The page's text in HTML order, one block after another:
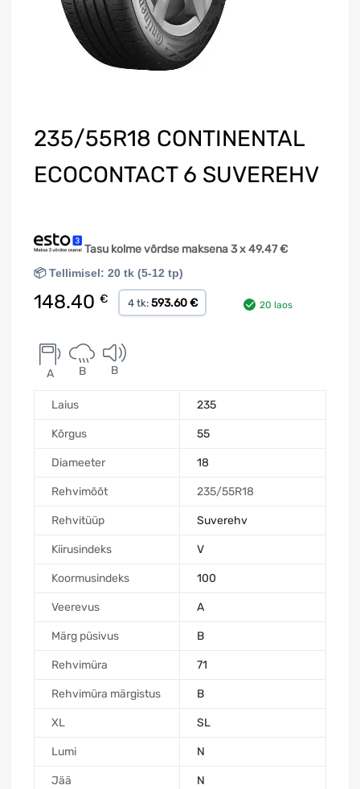
235/55R18 CONTINENTAL
ECOCONTACT 6 SUVEREHV
Tasu kolme võrdse maksena 3 x49.47€
📦 Tellimisel: 20 tk (5-12 tp)
148.40 € 4 tk: 593.60 € 20 laos
A B B
Laius 235
Kõrgus 55
Diameeter 18
Rehvimõõt 235/55R18
Rehvitüüp Suverehv
Kiirusindeks V
Koormusindeks 100
Veerevus A
Märg püsivus B
Rehvimüra 71
Rehvimüra märgistus B
XL SL
Lumi N
Jää N